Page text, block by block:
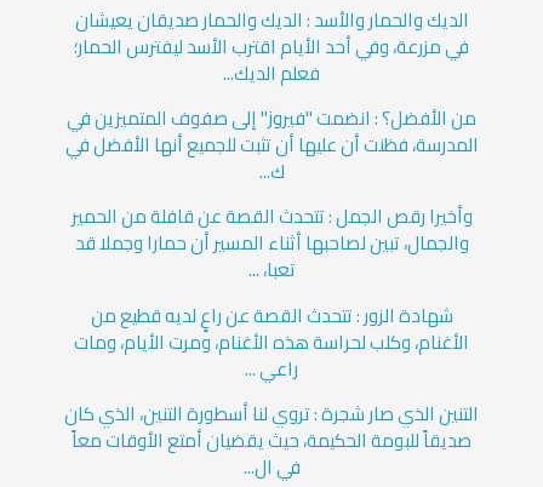
الديك والحمار والأسد : الديك والحمار صديقان يعيشان
في مزرعة، وفي أحد الأيام اقترب الأسد ليفترس الحمار؛
فعلم الديك...
من الأفضل؟ : انضمت "فيروز" إلى صفوف المتميزين في
المدرسة، فظنت أن عليها أن تثبت للجميع أنها الأفضل في
ك...
وأخيرا رقص الجمل : تتحدث القصة عن قافلة من الحمير
والجمال، تبين لصاحبها أثناء المسير أن حمارا وجملا قد
تعبا، ...
شهادة الزور : تتحدث القصة عن راعٍ لديه قطيع من
الأغنام، وكلب لحراسة هذه الأغنام، ومرت الأيام، ومات
راعي ...
التنين الذي صار شجرة : تروي لنا أسطورة التنين، الذي كان
صديقاً للبومة الحكيمة، حيث يقضيان أمتع الأوقات معاً
في ال...